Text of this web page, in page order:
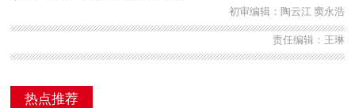
初审编辑：陶云江 窦永浩
责任编辑：王琳
热点推荐